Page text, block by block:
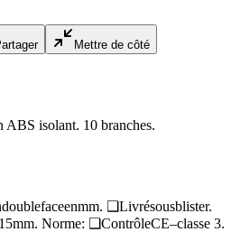
Mettre de côté
ABS isolant. 10 branches.
❑Livrésousblister.
Norme: ❑ContrôleCE–classe 3.